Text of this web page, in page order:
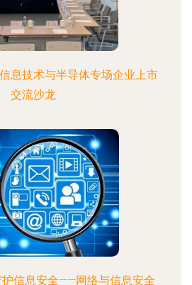
息技术与半导体专场企业上市
交流沙龙
信息安全——网络与信息安全